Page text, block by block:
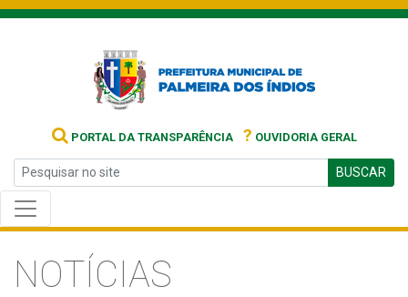
PORTAL DA TRANSPARÊNCIA ? OUVIDORIA GERAL
BUSCAR
NOTÍCIAS